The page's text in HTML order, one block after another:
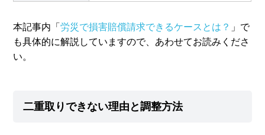
本記事内「労災で損害賠償請求できるケースとは？ 」で
も具体的に解説していますので、あわせてお読みくださ
い。
二重取りできない理由と調整方法